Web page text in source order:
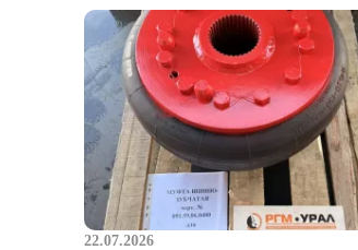
22.07.2026